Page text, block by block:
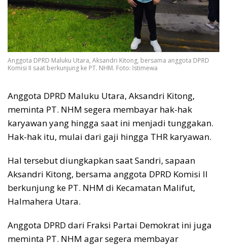
Anggota DPRD Maluku Utara, Aksandri Kitong, bersama anggota DPRD
Komisi II saat berkunjung ke PT. NHM. Foto: Istimewa
Anggota DPRD Maluku Utara, Aksandri Kitong,
meminta PT. NHM segera membayar hak-hak
karyawan yang hingga saat ini menjadi tunggakan.
Hak-hak itu, mulai dari gaji hingga THR karyawan.
Hal tersebut diungkapkan saat Sandri, sapaan
Aksandri Kitong, bersama anggota DPRD Komisi II
berkunjung ke PT. NHM di Kecamatan Malifut,
Halmahera Utara.
Anggota DPRD dari Fraksi Partai Demokrat ini juga
meminta PT. NHM agar segera membayar